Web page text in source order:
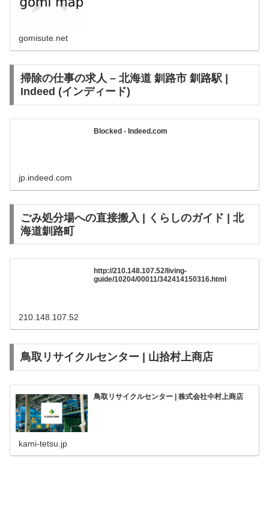
gomisute.net
掃除の仕事の求人 – 北海道 釧路市 釧路駅 |
Indeed (インディード)
Blocked - Indeed.com
jp.indeed.com
ごみ処分場への直接搬入 | くらしのガイド | 北
海道釧路町
http://210.148.107.52/living-
guide/10204/00011/342414150316.html
210.148.107.52
鳥取リサイクルセンター | 山拾村上商店
鳥取リサイクルセンター | 株式会社仐村上商店
kami-tetsu.jp